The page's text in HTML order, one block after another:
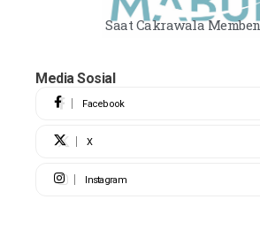
Saat Cakrawala
Media Sosial
Facebook
X
Instagram